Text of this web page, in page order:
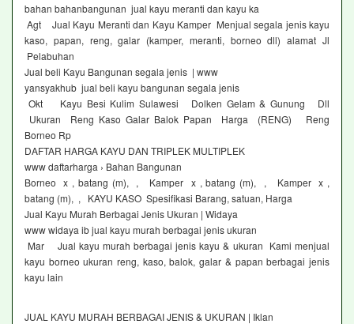
bahan bahanbangunan jual kayu meranti dan kayu ka
Agt Jual Kayu Meranti dan Kayu Kamper Menjual segala jenis kayu
kaso, papan, reng, galar (kamper, meranti, borneo dll) alamat Jl
Pelabuhan
Jual beli Kayu Bangunan segala jenis | www
yansyakhub jual beli kayu bangunan segala jenis
Okt Kayu Besi Kulim Sulawesi Dolken Gelam & Gunung Dll
Ukuran Reng Kaso Galar Balok Papan Harga (RENG) Reng
Borneo Rp
DAFTAR HARGA KAYU DAN TRIPLEK MULTIPLEK
www daftarharga › Bahan Bangunan
Borneo x , batang (m), , Kamper x , batang (m), , Kamper x ,
batang (m), , KAYU KASO Spesifikasi Barang, satuan, Harga
Jual Kayu Murah Berbagai Jenis Ukuran | Widaya
www widaya ib jual kayu murah berbagai jenis ukuran
Mar Jual kayu murah berbagai jenis kayu & ukuran Kami menjual
kayu borneo ukuran reng, kaso, balok, galar & papan berbagai jenis
kayu lain
JUAL KAYU MURAH BERBAGAI JENIS & UKURAN | Iklan